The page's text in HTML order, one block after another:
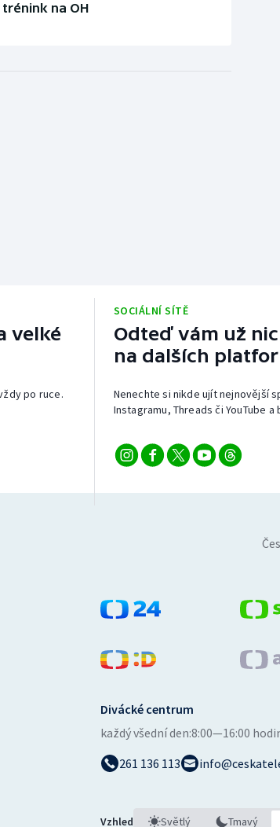
na OH
velké
po ruce.
SOCIÁLNÍ SÍTĚ
Odteď vám už
na dalších
Nenechte si nikde ujít nejnovější
Instagramu, Threads či YouTube
Divácké centrum
každý všední den:8:00—16:00
261 136 113
Vzhled Světlý Tmavý